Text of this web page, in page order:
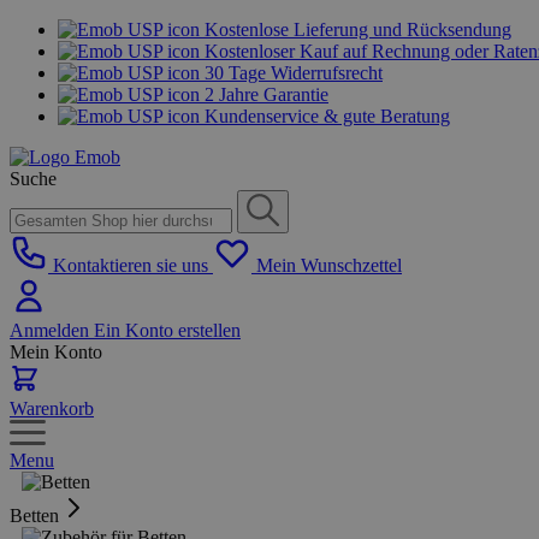
Kostenlose Lieferung und Rücksendung
Kostenloser Kauf auf Rechnung oder
30 Tage Widerrufsrecht
2 Jahre Garantie
Kundenservice & gute Beratung
Suche
Kontaktieren sie uns Mein Wunschzettel
Anmelden Ein Konto erstellen
Mein Konto
Warenkorb
Menu
Betten